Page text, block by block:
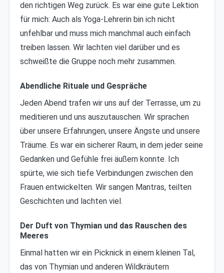
den richtigen Weg zurück. Es war eine gute Lektion
für mich: Auch als Yoga-Lehrerin bin ich nicht
unfehlbar und muss mich manchmal auch einfach
treiben lassen. Wir lachten viel darüber und es
schweißte die Gruppe noch mehr zusammen.
Abendliche Rituale und Gespräche
Jeden Abend trafen wir uns auf der Terrasse, um zu
meditieren und uns auszutauschen. Wir sprachen
über unsere Erfahrungen, unsere Ängste und unsere
Träume. Es war ein sicherer Raum, in dem jeder seine
Gedanken und Gefühle frei äußern konnte. Ich
spürte, wie sich tiefe Verbindungen zwischen den
Frauen entwickelten. Wir sangen Mantras, teilten
Geschichten und lachten viel.
Der Duft von Thymian und das Rauschen des
Meeres
Einmal hatten wir ein Picknick in einem kleinen Tal,
das von Thymian und anderen Wildkräutern